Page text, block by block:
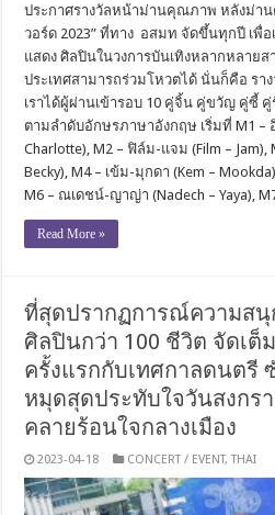
ประกาศรางวัลหน้าม่านคุณภาพ หลังม่าน
วอร์ด 2023” ที่ทาง อสมท จัดขึ้นทุกปี เพื่อ
แสดง ศิลปินในวงการบันเทิงหลากหลาย
ประเทศสามารถร่วมโหวตได้ นั่นก็คือ รา
เราได้ผู้ผ่านเข้ารอบ 10 คู่จิ้น คู่ขวัญ คู่ซี้ คู่
ตามลำดับอักษรภาษาอังกฤษ เริ่มที่ M1 –
Charlotte), M2 – ฟิล์ม-แจม (Film – Jam),
Becky), M4 – เข้ม-มุกดา (Kem –
M6 – ณเดชน์-ญาญ่า (Nadech – Yaya),
Read More »
ที่สุดปรากฏการณ์ความสนุ
ศิลปินกว่า 100 ชีวิต จัดเต็ม
ครั้งแรกกับเทศกาลดนตรี
หมุดสุดประทับใจวันสงกร
คลายร้อนใจกลางเมือง
2023-04-18 CONCERT / EVENT,THAI